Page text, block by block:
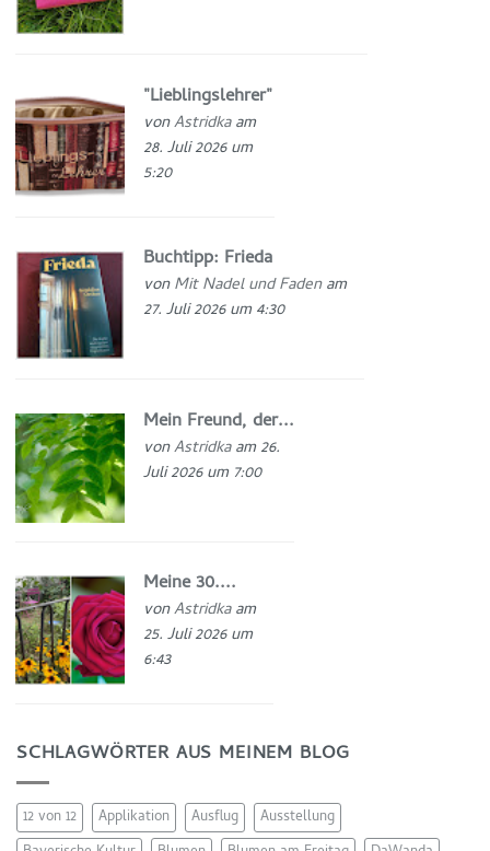
"Lieblingslehrer"
vonAstridkaam
28. Juli 2026 um
5:20
Buchtipp: Frieda
vonMit Nadel und Fadenam
27. Juli 2026 um 4:30
Mein Freund, der...
vonAstridkaam 26.
Juli 2026 um 7:00
Meine 30....
vonAstridkaam
25. Juli 2026 um
6:43
SCHLAGWÖRTER AUS MEINEM BLOG
12 von 12 Applikation Ausflug
Ausstellung